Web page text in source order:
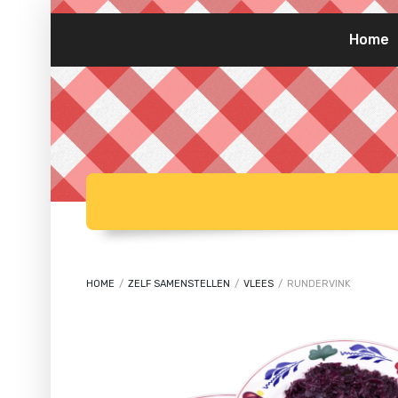
Home
HOME / ZELF SAMENSTELLEN / VLEES / RUNDERVINK